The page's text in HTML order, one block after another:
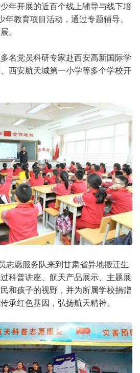
年开展的近百个线上辅导与线下培
年教育项目活动，通过专题辅导、
。
名党员科研专家赴西安高新国际学
西安航天城第一小学等多个学校开
志愿服务队来到甘肃省异地搬迁生
科普讲座、航天产品展示、主题展
和孩子的视野，并为所属学校捐赠
承红色基因，弘扬航天精神。